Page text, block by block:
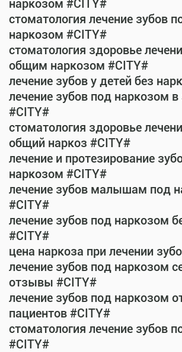
наркозом #CITY#
стоматология лечение зубов
наркозом #CITY#
стоматология здоровье
общим наркозом #CITY#
лечение зубов у детей без
лечение зубов под наркозом
#CITY#
стоматология здоровье
общий наркоз #CITY#
лечение и протезирование
наркозом #CITY#
лечение зубов малышам под
#CITY#
лечение зубов под наркозом
#CITY#
цена наркоза при лечении
лечение зубов под наркозом
отзывы #CITY#
лечение зубов под наркозом
пациентов #CITY#
стоматология лечение зубов
#CITY#